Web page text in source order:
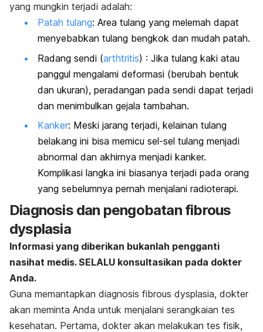
yang mungkin terjadi adalah:
Patah tulang: Area tulang yang melemah dapat
menyebabkan tulang bengkok dan mudah patah.
Radang sendi (arthtritis) : Jika tulang kaki atau
panggul mengalami deformasi (berubah bentuk
dan ukuran), peradangan pada sendi dapat terjadi
dan menimbulkan gejala tambahan.
Kanker: Meski jarang terjadi, kelainan tulang
belakang ini bisa memicu sel-sel tulang menjadi
abnormal dan akhirnya menjadi kanker.
Komplikasi langka ini biasanya terjadi pada orang
yang sebelumnya pernah menjalani radioterapi.
Diagnosis dan pengobatan fibrous
dysplasia
Informasi yang diberikan bukanlah pengganti
nasihat medis. SELALU konsultasikan pada dokter
Anda.
Guna memantapkan diagnosis fibrous dysplasia, dokter
akan meminta Anda untuk menjalani serangkaian tes
kesehatan. Pertama, dokter akan melakukan tes fisik,